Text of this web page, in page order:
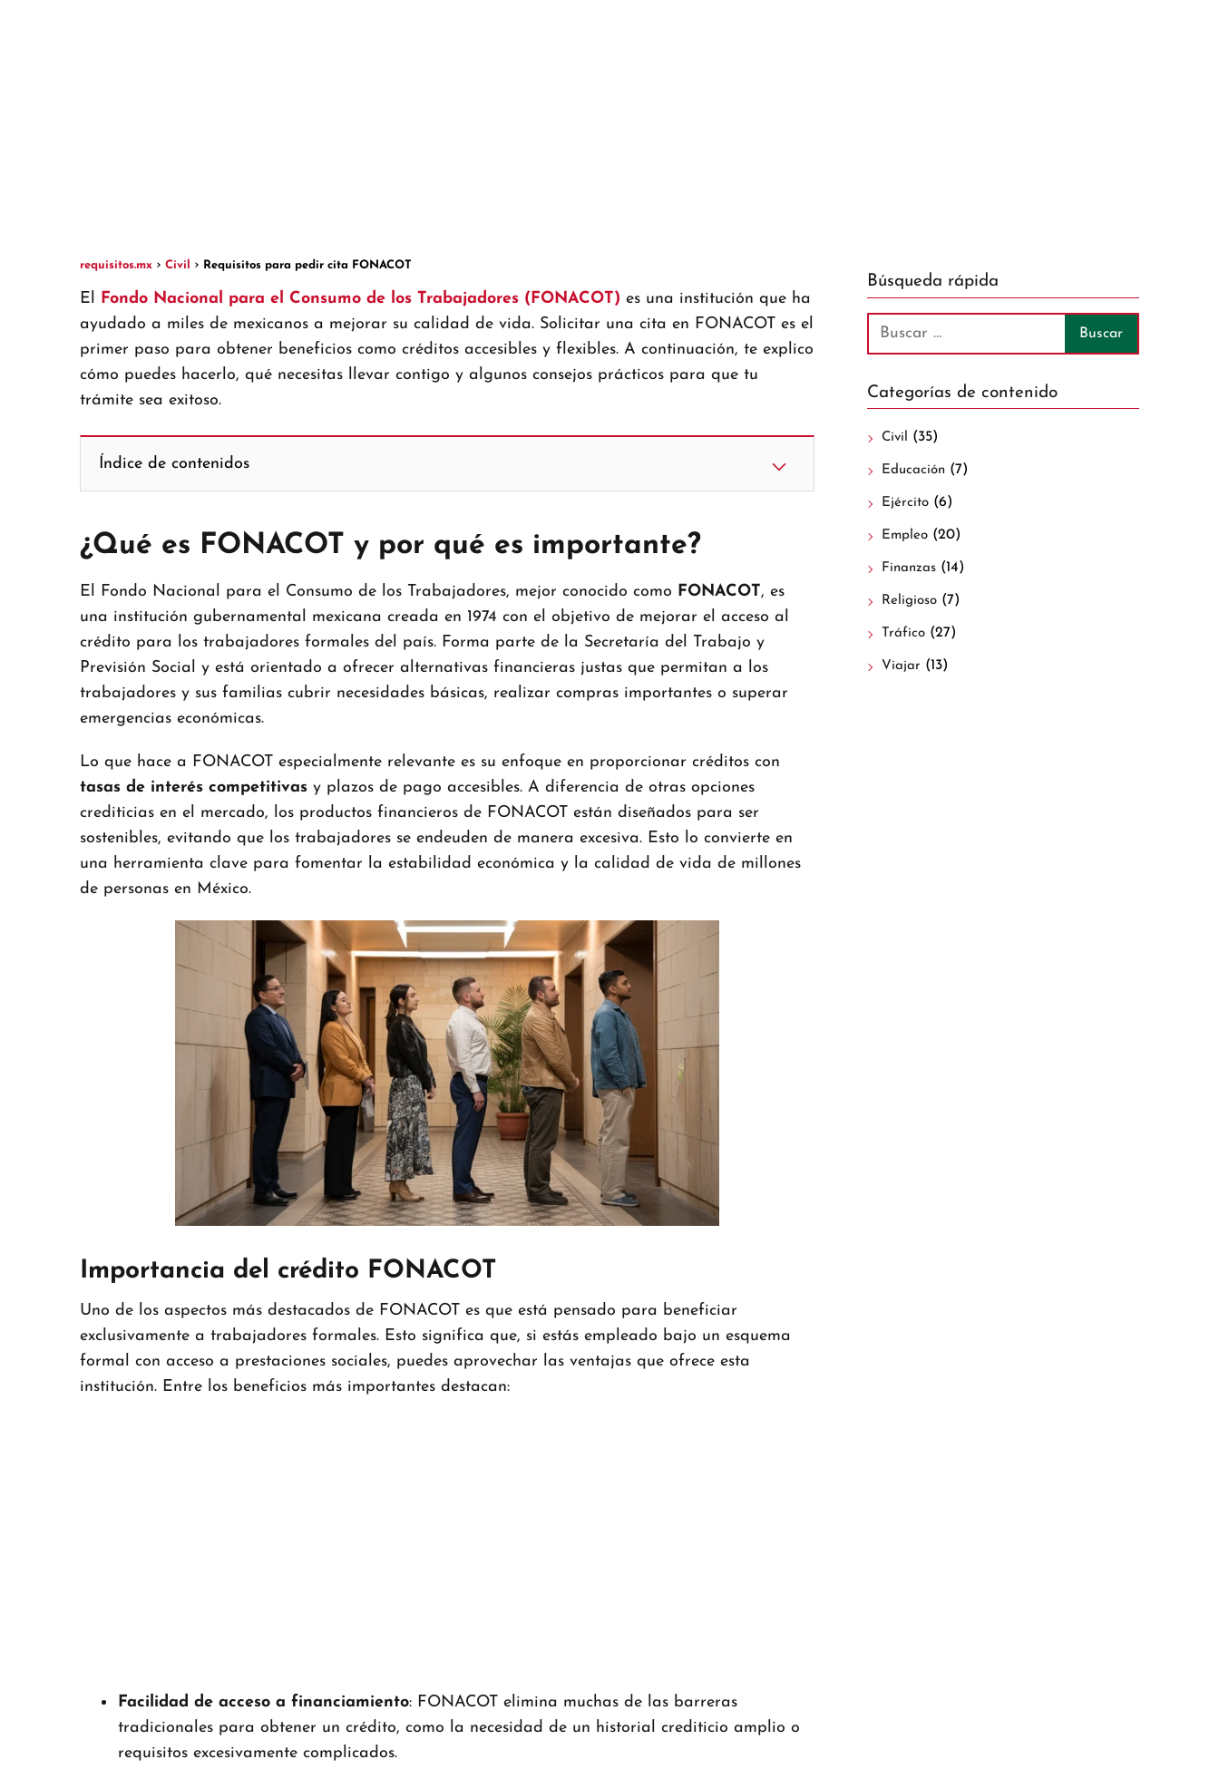
requisitos.mx Civil Requisitos para pedir cita FONACOT
El Fondo Nacional para el Consumo de los Trabajadores (FONACOT) es una institución que ha
ayudado a miles de mexicanos a mejorar su calidad de vida. Solicitar una cita en FONACOT es el
primer paso para obtener beneficios como créditos accesibles y flexibles. A continuación, te explico
cómo puedes hacerlo, qué necesitas llevar contigo y algunos consejos prácticos para que tu
trámite sea exitoso.
Índice de contenidos
¿Qué es FONACOT y por qué es importante?
El Fondo Nacional para el Consumo de los Trabajadores, mejor conocido como FONACOT, es
una institución gubernamental mexicana creada en 1974 con el objetivo de mejorar el acceso al
crédito para los trabajadores formales del país. Forma parte de la Secretaría del Trabajo y
Previsión Social y está orientado a ofrecer alternativas financieras justas que permitan a los
trabajadores y sus familias cubrir necesidades básicas, realizar compras importantes o superar
emergencias económicas.
Lo que hace a FONACOT especialmente relevante es su enfoque en proporcionar créditos con
tasas de interés competitivas y plazos de pago accesibles. A diferencia de otras opciones
crediticias en el mercado, los productos financieros de FONACOT están diseñados para ser
sostenibles, evitando que los trabajadores se endeuden de manera excesiva. Esto lo convierte en
una herramienta clave para fomentar la estabilidad económica y la calidad de vida de millones
de personas en México.
Importancia del crédito FONACOT
Uno de los aspectos más destacados de FONACOT es que está pensado para beneficiar
exclusivamente a trabajadores formales. Esto significa que, si estás empleado bajo un esquema
formal con acceso a prestaciones sociales, puedes aprovechar las ventajas que ofrece esta
institución. Entre los beneficios más importantes destacan:
Facilidad de acceso a financiamiento: FONACOT elimina muchas de las barreras
tradicionales para obtener un crédito, como la necesidad de un historial crediticio amplio o
requisitos excesivamente complicados.
Búsqueda rápida
Categorías de contenido
Civil (35)
Educación (7)
Ejército(6)
Empleo(20)
Finanzas(14)
Religioso(7)
Tráfico(27)
Viajar (13)